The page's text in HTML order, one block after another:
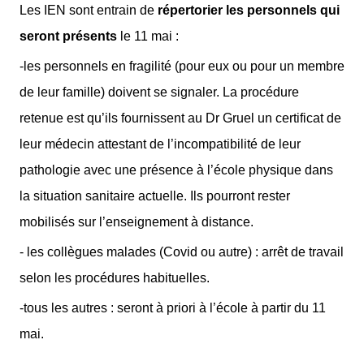
Les IEN sont entrain de répertorier les personnels qui
seront présents le 11 mai :
-les personnels en fragilité (pour eux ou pour un membre
de leur famille) doivent se signaler. La procédure
retenue est qu’ils fournissent au Dr Gruel un certificat de
leur médecin attestant de l’incompatibilité de leur
pathologie avec une présence à l’école physique dans
la situation sanitaire actuelle. Ils pourront rester
mobilisés sur l’enseignement à distance.
- les collègues malades (Covid ou autre) : arrêt de travail
selon les procédures habituelles.
-tous les autres : seront à priori à l’école à partir du 11
mai.